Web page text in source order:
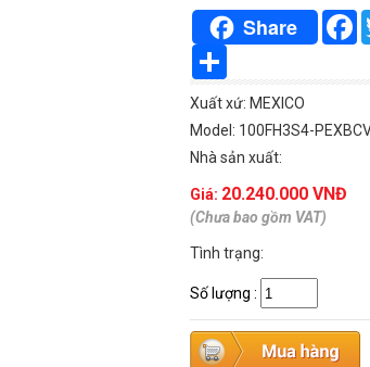
Share
Xuất xứ: MEXICO
Model: 100FH3S4-
Nhà sản xuất:
Giá: 20.240.000 VNĐ
(Chưa bao gồm VAT)
Tình trạng:
Số lượng :